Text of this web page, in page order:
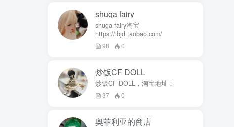
shuga fairy
shuga fairy淘宝
https://ibjd.taobao.com/
98 0
炒饭CF DOLL
炒饭CF DOLL，淘宝地址：
37 0
奥菲利亚的商店